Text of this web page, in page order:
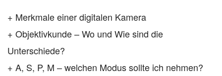
+ Merkmale einer digitalen Kamera
+ Objektivkunde – Wo und Wie sind die
Unterschiede?
+ A, S, P, M – welchen Modus sollte ich nehmen?